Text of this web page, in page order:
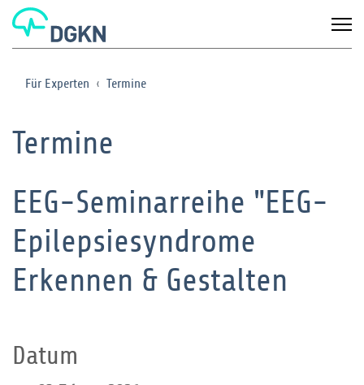
Für Experten Termine
Termine
EEG-Seminarreihe "EEG-
Epilepsiesyndrome
Erkennen & Gestalten
Datum